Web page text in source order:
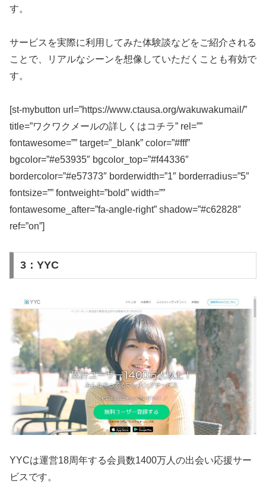
す。
サービスを実際に利用してみた体験談などをご紹介される
ことで、リアルなシーンを想像していただくことも有効で
す。
[st-mybutton url=”https://www.ctausa.org/wakuwakumail/”
title=”ワクワクメールの詳しくはコチラ” rel=””
fontawesome=”” target=”_blank” color=”#fff”
bgcolor=”#e53935″ bgcolor_top=”#f44336″
bordercolor=”#e57373″ borderwidth=”1″ borderradius=”5″
fontsize=”” fontweight=”bold” width=””
fontawesome_after=”fa-angle-right” shadow=”#c62828″
ref=”on”]
3：YYC
YYCは運営18周年する会員数1400万人の出会い応援サー
ビスです。